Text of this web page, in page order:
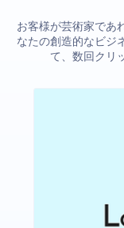
お客様が芸術家であ
なたの創造的なビジ
て、数回クリ